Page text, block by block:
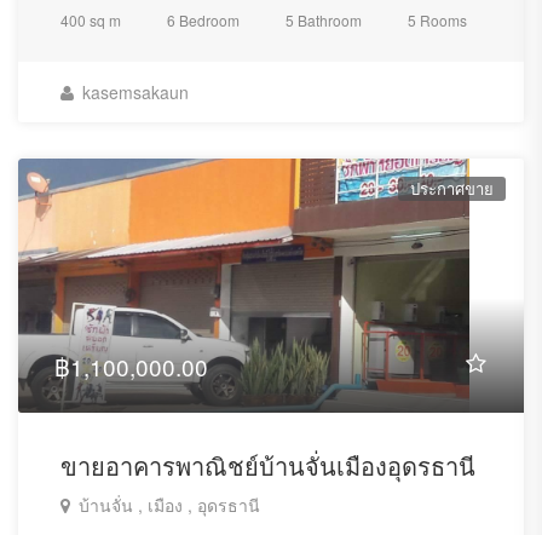
400 sq m 6 Bedroom 5 Bathroom 5 Rooms
kasemsakaun
ประกาศขาย
฿1,100,000.00
ขายอาคารพาณิชย์บ้านจั่นเมืองอุดรธานี
บ้านจั่น , เมือง , อุดรธานี